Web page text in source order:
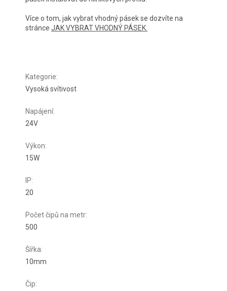
Více o tom, jak vybrat vhodný pásek se dozvíte na
stránce JAK VYBRAT VHODNÝ PÁSEK.
Kategorie:
Vysoká svítivost
Napájení:
24V
Výkon:
15W
IP:
20
Počet čipů na metr:
500
Šířka:
10mm
Čip: